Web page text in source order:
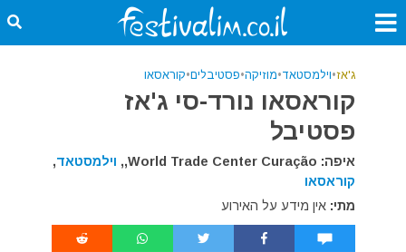
ג'אז•וילמסטאד•מוזיקה•פסטיבלים•קוראסאו
קוראסאו נורד-סי ג'אז
פסטיבל
איפה: World Trade Center Curação,, וילמסטאד,
קוראסאו
מתי:אין מידע על האירוע